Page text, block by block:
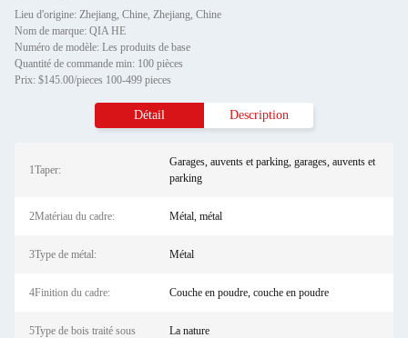
Lieu d'origine: Zhejiang, Chine, Zhejiang, Chine
Nom de marque: QIA HE
Numéro de modèle: Les produits de base
Quantité de commande min: 100 pièces
Prix: $145.00/pieces 100-499 pieces
Détail Description
1Taper:
Garages, auvents et parking, garages, auvents et
parking
2Matériau du cadre: Métal, métal
3Type de métal: Métal
4Finition du cadre: Couche en poudre, couche en poudre
5Type de bois traité sous
La nature